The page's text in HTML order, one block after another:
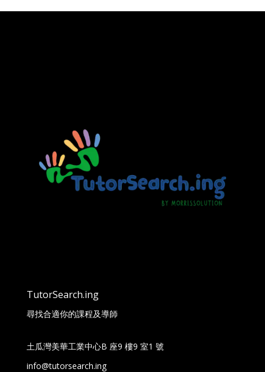
TutorSearch.ing
尋找合適你的課程及導師
土瓜灣美華工業中心B 座9 樓9 室1 號
info@tutorsearch.ing